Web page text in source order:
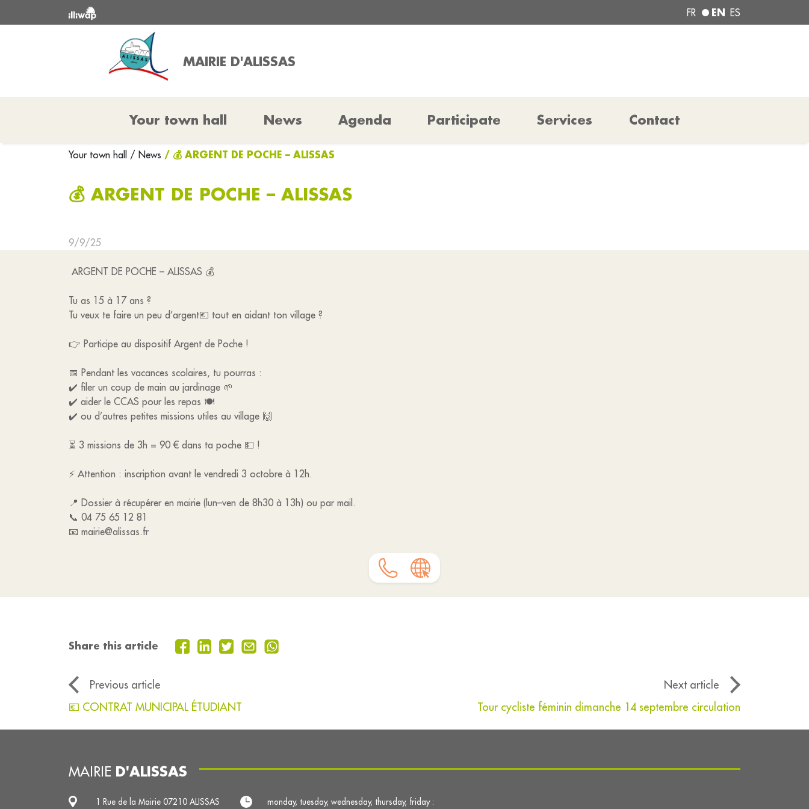
FR EN ES
MAIRIE D'ALISSAS
Your town hall News Agenda Participate Services Contact
Your town hall / News / 💰 ARGENT DE POCHE – ALISSAS
💰 ARGENT DE POCHE – ALISSAS
9/9/25
ARGENT DE POCHE – ALISSAS 💰
Tu as 15 à 17 ans ?
Tu veux te faire un peu d’argent💶 tout en aidant ton village ?
👉 Participe au dispositif Argent de Poche !
📅 Pendant les vacances scolaires, tu pourras :
✔️ filer un coup de main au jardinage 🌱
✔️ aider le CCAS pour les repas 🍽️
✔️ ou d’autres petites missions utiles au village 🙌
⏳ 3 missions de 3h = 90 € dans ta poche 💵 !
⚡️ Attention : inscription avant le vendredi 3 octobre à 12h.
📍 Dossier à récupérer en mairie (lun–ven de 8h30 à 13h) ou par mail.
📞 04 75 65 12 81
📧 mairie@alissas.fr
Share this article
Previous article
Next article
💶 CONTRAT MUNICIPAL ÉTUDIANT
Tour cycliste féminin dimanche 14 septembre circulation
MAIRIE D'ALISSAS
1 Rue de la Mairie 07210 ALISSAS
monday, tuesday, wednesday, thursday, friday :